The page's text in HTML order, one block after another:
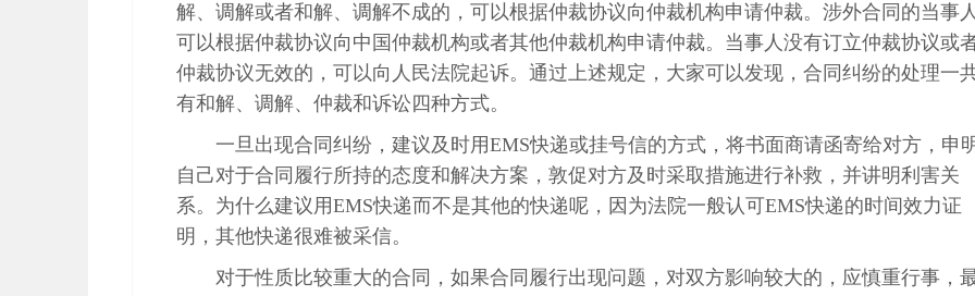
解、调解或者和解、调解不成的，可以根据仲裁协议向仲裁机构申请仲裁。涉外合同的当事人
可以根据仲裁协议向中国仲裁机构或者其他仲裁机构申请仲裁。当事人没有订立仲裁协议或
仲裁协议无效的，可以向人民法院起诉。通过上述规定，大家可以发现，合同纠纷的处理一
有和解、调解、仲裁和诉讼四种方式。
一旦出现合同纠纷，建议及时用EMS快递或挂号信的方式，将书面商请函寄给对方，申
自己对于合同履行所持的态度和解决方案，敦促对方及时采取措施进行补救，并讲明利害关
系。为什么建议用EMS快递而不是其他的快递呢，因为法院一般认可EMS快递的时间效力证
明，其他快递很难被采信。
对于性质比较重大的合同，如果合同履行出现问题，对双方影响较大的，应慎重行事，